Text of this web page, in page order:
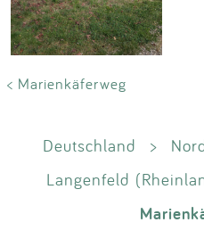
< Marienkäferweg
Deutschland >
Langenfeld